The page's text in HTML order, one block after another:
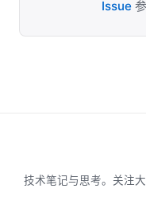
Issue
技术笔记与思考。关注